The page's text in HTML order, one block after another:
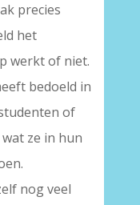
precies
het
werkt of niet.
bedoeld in
of
ze in hun
nog veel